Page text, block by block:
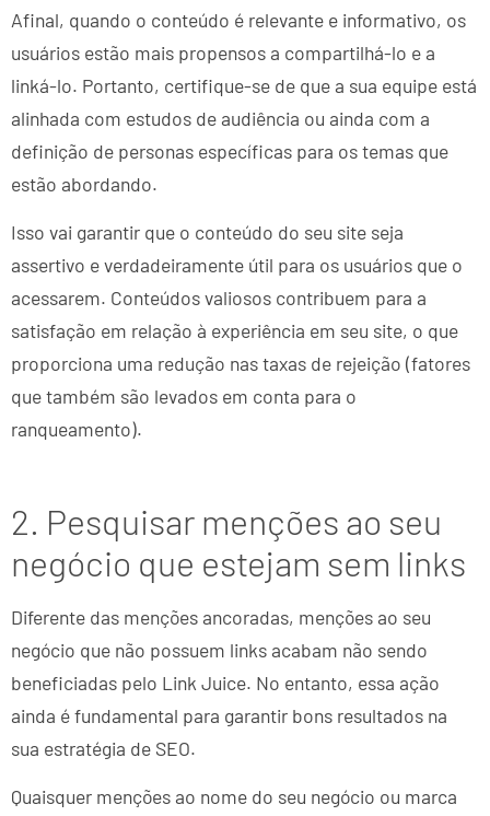
Afinal, quando o conteúdo é relevante e informativo, os
usuários estão mais propensos a compartilhá-lo e a
linká-lo. Portanto, certifique-se de que a sua equipe está
alinhada com estudos de audiência ou ainda com a
definição de personas específicas para os temas que
estão abordando.
Isso vai garantir que o conteúdo do seu site seja
assertivo e verdadeiramente útil para os usuários que o
acessarem. Conteúdos valiosos contribuem para a
satisfação em relação à experiência em seu site, o que
proporciona uma redução nas taxas de rejeição (fatores
que também são levados em conta para o
ranqueamento).
2. Pesquisar menções ao seu
negócio que estejam sem links
Diferente das menções ancoradas, menções ao seu
negócio que não possuem links acabam não sendo
beneficiadas pelo Link Juice. No entanto, essa ação
ainda é fundamental para garantir bons resultados na
sua estratégia de SEO.
Quaisquer menções ao nome do seu negócio ou marca